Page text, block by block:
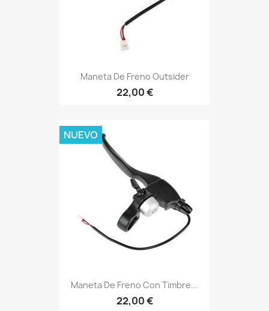
Maneta De Freno Outsider
22,00 €
Maneta De Freno Con Timbre...
22,00 €
NUEVO